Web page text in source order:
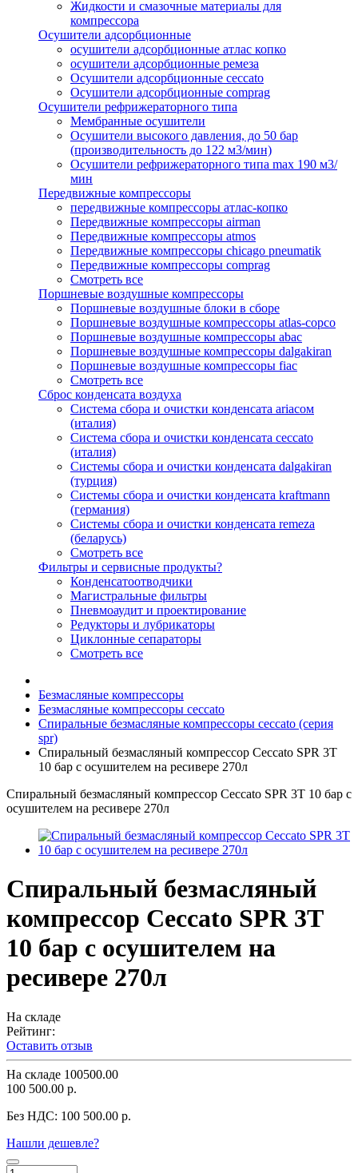
Жидкости и смазочные материалы для
компрессора
Осушители адсорбционные
осушители адсорбционные атлас копко
осушители адсорбционные ремеза
Осушители адсорбционные ceccato
Осушители адсорбционные comprag
Осушители рефрижераторного типа
Мембранные осушители
Осушители высокого давления, до 50 бар
(производительность до 122 м3/мин)
Осушители рефрижераторного типа max 190 м3/
мин
Передвижные компрессоры
передвижные компрессоры атлас-копко
Передвижные компрессоры airman
Передвижные компрессоры atmos
Передвижные компрессоры chicago pneumatik
Передвижные компрессоры comprag
Смотреть все
Поршневые воздушные компрессоры
Поршневые воздушные блоки в сборе
Поршневые воздушные компрессоры atlas-copco
Поршневые воздушные компрессоры abac
Поршневые воздушные компрессоры dalgakiran
Поршневые воздушные компрессоры fiac
Смотреть все
Сброс конденсата воздуха
Система сбора и очистки конденсата ariacом
(италия)
Система сбора и очистки конденсата ceccato
(италия)
Системы сбора и очистки конденсата dalgakiran
(турция)
Системы сбора и очистки конденсата kraftmann
(германия)
Системы сбора и очистки конденсата remeza
(беларусь)
Смотреть все
Фильтры и сервисные продукты?
Конденсатоотводчики
Магистральные фильтры
Пневмоаудит и проектирование
Редукторы и лубрикаторы
Циклонные сепараторы
Смотреть все
Безмасляные компрессоры
Безмасляные компрессоры ceccato
Спиральные безмасляные компрессоры ceccato (серия
spr)
Спиральный безмасляный компрессор Ceccato SPR 3T
10 бар с осушителем на ресивере 270л
Спиральный безмасляный компрессор Ceccato SPR 3T 10 бар с
осушителем на ресивере 270л
Спиральный безмасляный
компрессор Ceccato SPR 3T
10 бар с осушителем на
ресивере 270л
На складе
Рейтинг:
Оставить отзыв
На складе 100500.00
100 500.00 р.
Без НДС: 100 500.00 р.
Нашли дешевле?